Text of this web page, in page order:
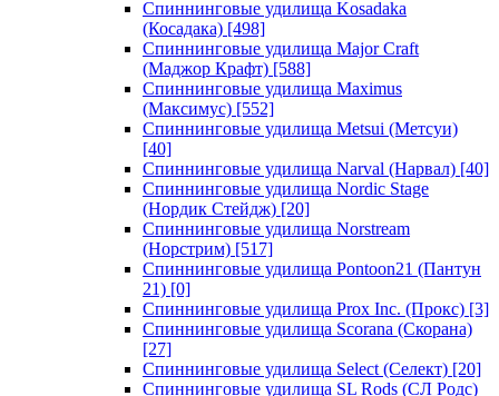
Спиннинговые удилища Kosadaka
(Косадака) [498]
Спиннинговые удилища Major Craft
(Маджор Крафт) [588]
Спиннинговые удилища Maximus
(Максимус) [552]
Спиннинговые удилища Metsui (Метсуи)
[40]
Спиннинговые удилища Narval (Нарвал) [40]
Спиннинговые удилища Nordic Stage
(Нордик Стейдж) [20]
Спиннинговые удилища Norstream
(Норстрим) [517]
Спиннинговые удилища Pontoon21 (Пантун
21) [0]
Спиннинговые удилища Prox Inc. (Прокс) [3]
Спиннинговые удилища Scorana (Скорана)
[27]
Спиннинговые удилища Select (Селект) [20]
Спиннинговые удилища SL Rods (СЛ Родс)